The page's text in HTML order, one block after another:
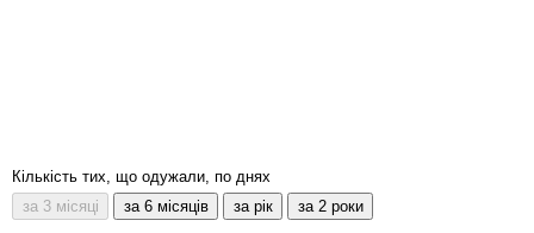
Кількість тих, що одужали, по днях